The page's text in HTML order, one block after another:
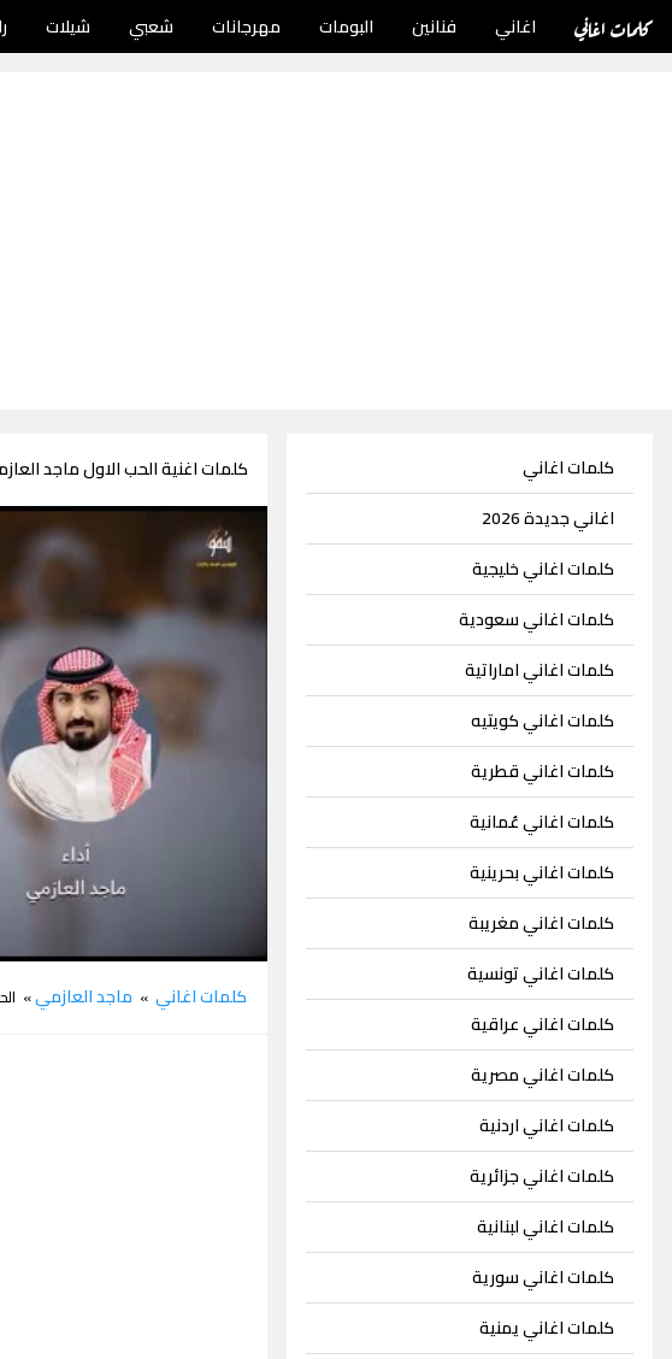
كلمات اغاني اغاني فنانين البومات مهرجانات شعبي شيلات
كلمات اغاني
اغاني جديدة 2026
كلمات اغاني خليجية
كلمات اغاني سعودية
كلمات اغاني اماراتية
كلمات اغاني كويتيه
كلمات اغاني قطرية
كلمات اغاني عُمانية
كلمات اغاني بحرينية
كلمات اغاني مغريبة
كلمات اغاني تونسية
كلمات اغاني عراقية
كلمات اغاني مصرية
كلمات اغاني اردنية
كلمات اغاني جزائرية
كلمات اغاني لبنانية
كلمات اغاني سورية
كلمات اغاني يمنية
كلمات اغنية الحب الاول ماجد
كلمات اغاني » ماجد العازمي»